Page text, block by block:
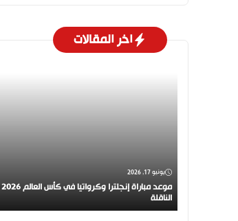
اخر المقالات
يونيو 17, 2026
الناقلة